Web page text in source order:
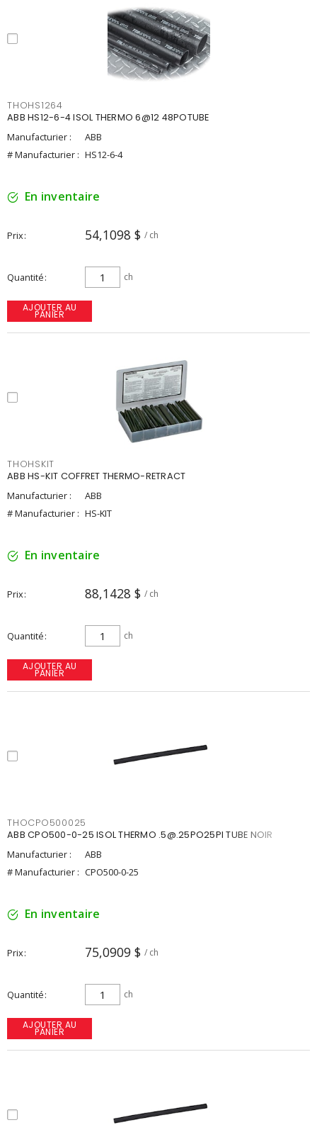
THOHS1264
ABB HS12-6-4 ISOL THERMO 6@12 48POTUBE
Manufacturier :
ABB
# Manufacturier : HS12-6-4
En inventaire
Prix 54,1098 $ / ch
Quantité ch
AJOUTER AU
PANIER
THOHSKIT
ABB HS-KIT COFFRET THERMO-RETRACT
Manufacturier :
ABB
# Manufacturier : HS-KIT
En inventaire
Prix 88,1428 $ / ch
Quantité ch
AJOUTER AU
PANIER
THOCPO500025
ABB CPO500-0-25 ISOL THERMO .5@.25PO25PI TUBE NOIR
Manufacturier :
ABB
# Manufacturier : CPO500-0-25
En inventaire
Prix 75,0909 $ / ch
Quantité ch
AJOUTER AU
PANIER